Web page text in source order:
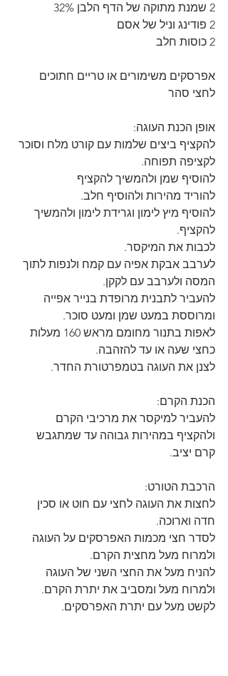
2 שמנת מתוקה של הדף הלבן 32%
2 פודינג וניל של אסם
2 כוסות חלב
אפרסקים משימורים או טריים חתוכים
לחצי סהר
אופן הכנת העוגה:
להקציף ביצים שלמות עם קורט מלח וסוכר
לקציפה תפוחה.
להוסיף שמן ולהמשיך להקציף
להוריד מהירות ולהוסיף חלב.
להוסיף מיץ לימון וגרידת לימון ולהמשיך
להקציף.
לכבות את המיקסר.
לערבב אבקת אפיה עם קמח ולנפות לתוך
המסה ולערבב עם לקקן.
להעביר לתבנית מרופדת בנייר אפייה
ומרוססת במעט שמן ומעט סוכר.
לאפות בתנור מחומם מראש 160 מעלות
כחצי שעה או עד להזהבה.
לצנן את העוגה בטמפרטורת החדר.
הכנת הקרם:
להעביר למיקסר את מרכיבי הקרם
ולהקציף במהירות גבוהה עד שמתגבש
קרם יציב.
הרכבת הטורט:
לחצות את העוגה לחצי עם חוט או סכין
חדה וארוכה.
לסדר חצי מכמות האפרסקים על העוגה
ולמרוח מעל מחצית הקרם.
להניח מעל את החצי השני של העוגה
ולמרוח מעל ומסביב את יתרת הקרם.
לקשט מעל עם יתרת האפרסקים.